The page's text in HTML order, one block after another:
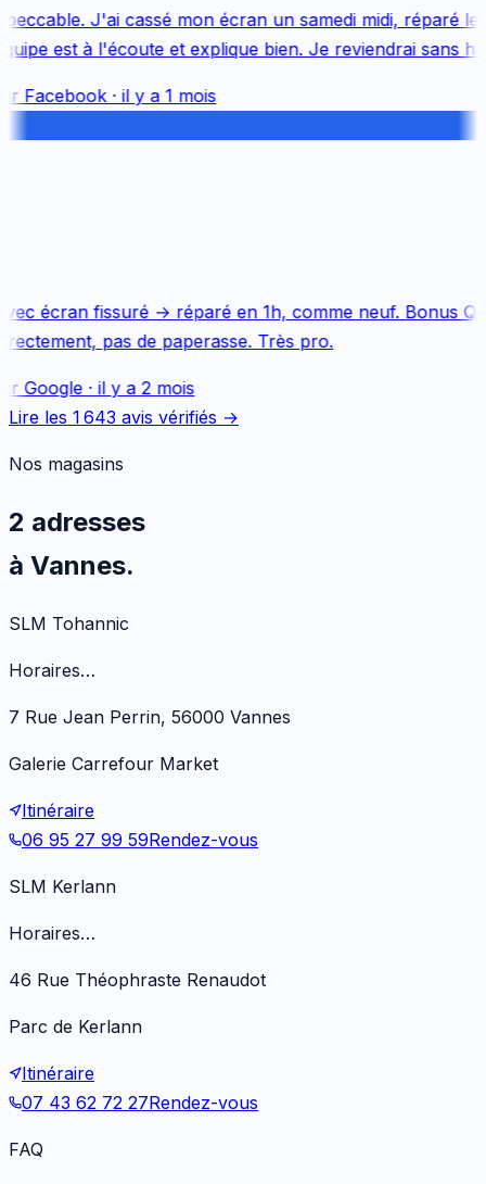
J'ai cassé mon écran un samedi midi, réparé le
est à l'écoute et explique bien. Je reviendrai sans
Facebook· il y a 1 mois
écran fissuré → réparé en 1h, comme neuf. Bonus
pas de paperasse. Très pro.
Google· il y a 2 mois
Lire les 1 643 avis vérifiés →
Nos magasins
2 adresses
à Vannes.
SLM Tohannic
Horaires…
7 Rue Jean Perrin, 56000 Vannes
Galerie Carrefour Market
Itinéraire
06 95 27 99 59Rendez-vous
SLM Kerlann
Horaires…
46 Rue Théophraste Renaudot
Parc de Kerlann
Itinéraire
07 43 62 72 27Rendez-vous
FAQ